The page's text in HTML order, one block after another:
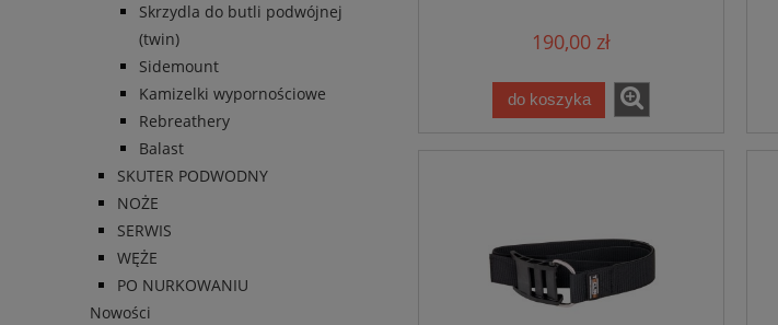
Skrzydla do butli podwójnej
(twin)
Sidemount
Kamizelki wypornościowe
Rebreathery
Balast
SKUTER PODWODNY
NOŻE
SERWIS
WĘŻE
PO NURKOWANIU
Nowości
190,00 zł
do koszyka